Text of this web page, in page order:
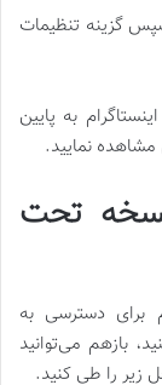
گزینه تنظیمات
به پایین
مشاهده نمایید.
نسخه تحت
برای دسترسی به
بازهم می‌توانید
زیر را طی کنید.